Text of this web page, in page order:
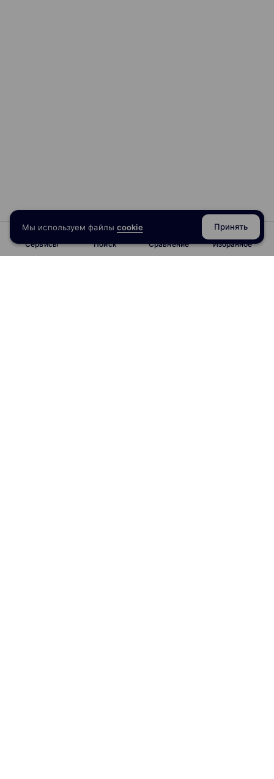
Сервисы Поиск Сравнение Избранное
Мы используем файлы cookie Принять